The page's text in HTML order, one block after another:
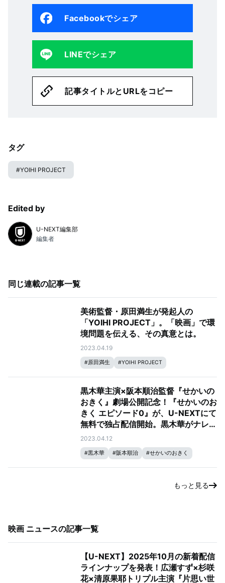
Facebookでシェア
LINEでシェア
記事タイトルとURLをコピー
タグ
#YOIHI PROJECT
Edited by
U-NEXT編集部
編集者
同じ連載の記事一覧
美術監督・原田満生が発起人の
「YOIHI PROJECT」。「映画」で環
境問題を伝える、その真意とは。
2023.04.19
#原田満生 #YOIHI PROJECT
黒木華主演×阪本順治監督『せかいの
おきく』劇場公開記念！『せかいのお
きく エピソード0』が、U-NEXTにて
無料で独占配信開始。黒木華がナレー
ションをつとめるアニメ番組『うんた
ろう たびものがたり』も独占配信
2023.04.12
#黒木華 #阪本順治 #せかいのおきく
もっと見る
映画 ニュースの記事一覧
【U-NEXT】2025年10月の新着配信
ラインナップを発表！広瀬すず×杉咲
花×清原果耶トリプル主演『片思い世